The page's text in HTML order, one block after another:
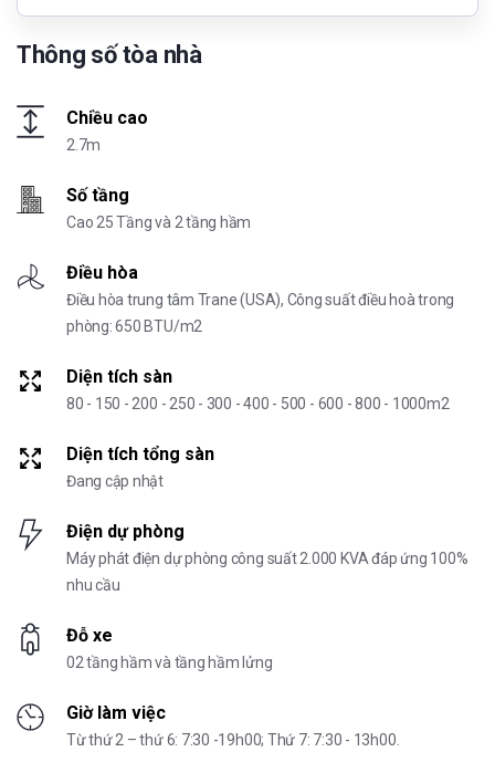
Thông số tòa nhà
Chiều cao
2.7m
Số tầng
Cao 25 Tầng và 2 tầng hầm
Điều hòa
Điều hòa trung tâm Trane (USA), Công suất điều hoà trong
phòng: 650 BTU/m2
Diện tích sàn
80 - 150 - 200 - 250 - 300 - 400 - 500 - 600 - 800 - 1000m2
Diện tích tổng sàn
Đang cập nhật
Điện dự phòng
Máy phát điện dự phòng công suất 2.000 KVA đáp ứng 100%
nhu cầu
Đỗ xe
02 tầng hầm và tầng hầm lửng
Giờ làm việc
Từ thứ 2 – thứ 6: 7:30 -19h00; Thứ 7: 7:30 - 13h00.